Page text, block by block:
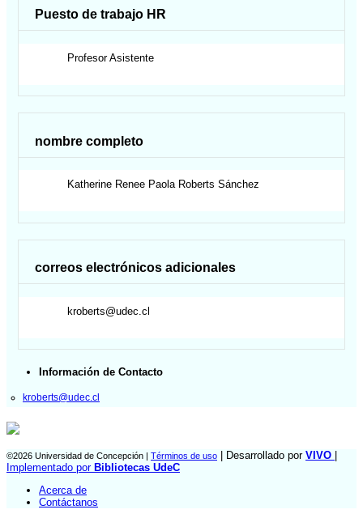
Puesto de trabajo HR
Profesor Asistente
nombre completo
Katherine Renee Paola Roberts Sánchez
correos electrónicos adicionales
kroberts@udec.cl
Información de Contacto
kroberts@udec.cl
©2026 Universidad de Concepción | Términos de uso | Desarrollado por VIVO |
Implementado por Bibliotecas UdeC
Acerca de
Contáctanos